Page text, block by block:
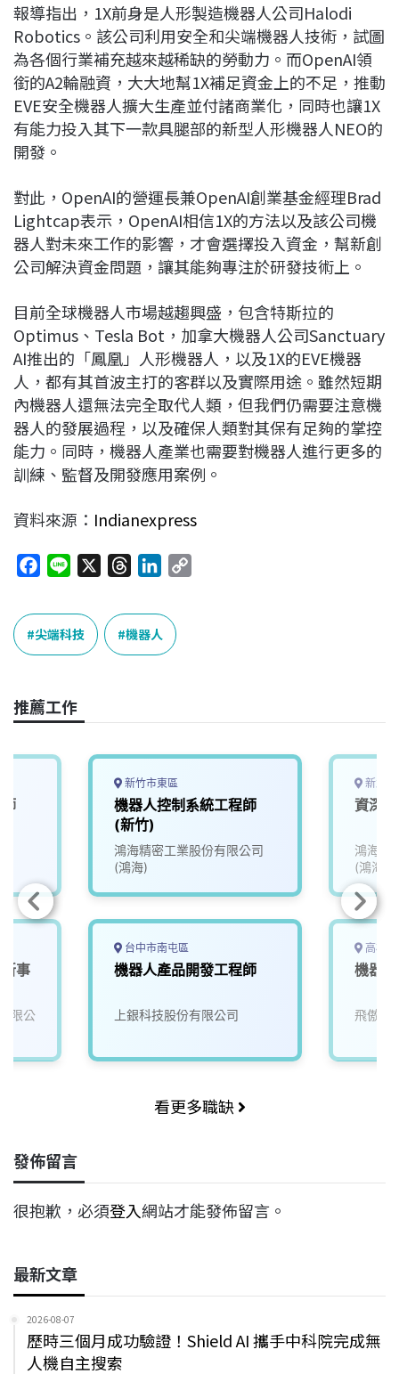
報導指出，1X前身是人形製造機器人公司Halodi
Robotics。該公司利用安全和尖端機器人技術，試圖
為各個行業補充越來越稀缺的勞動力。而OpenAI領
銜的A2輪融資，大大地幫1X補足資金上的不足，推動
EVE安全機器人擴大生產並付諸商業化，同時也讓1X
有能力投入其下一款具腿部的新型人形機器人NEO的
開發。
對此，OpenAI的營運長兼OpenAI創業基金經理Brad
Lightcap表示，OpenAI相信1X的方法以及該公司機
器人對未來工作的影響，才會選擇投入資金，幫新創
公司解決資金問題，讓其能夠專注於研發技術上。
目前全球機器人市場越趨興盛，包含特斯拉的
Optimus、Tesla Bot，加拿大機器人公司Sanctuary
AI推出的「鳳凰」人形機器人，以及1X的EVE機器
人，都有其首波主打的客群以及實際用途。雖然短期
內機器人還無法完全取代人類，但我們仍需要注意機
器人的發展過程，以及確保人類對其保有足夠的掌控
能力。同時，機器人產業也需要對機器人進行更多的
訓練、監督及開發應用案例。
資料來源： Indianexpress
c
e
b
o
k
n
e
r
e
a
n
k
e
n
k
尖端科技 機器人
推薦工作
事
限公
新竹市東區
機器人控制系統工程師
(新竹)
鴻海精密工業股份有限公司
(鴻海)
台中市南屯區
機器人產品開發工程師
上銀科技股份有限公司
新北
資深
鴻海精
(鴻海)
高雄
機器
飛傲科
看更多職缺
發佈留言
很抱歉，必須登入網站才能發佈留言。
最新文章
2026-08-07
歷時三個月成功驗證！Shield AI 攜手中科院完成無
人機自主搜索